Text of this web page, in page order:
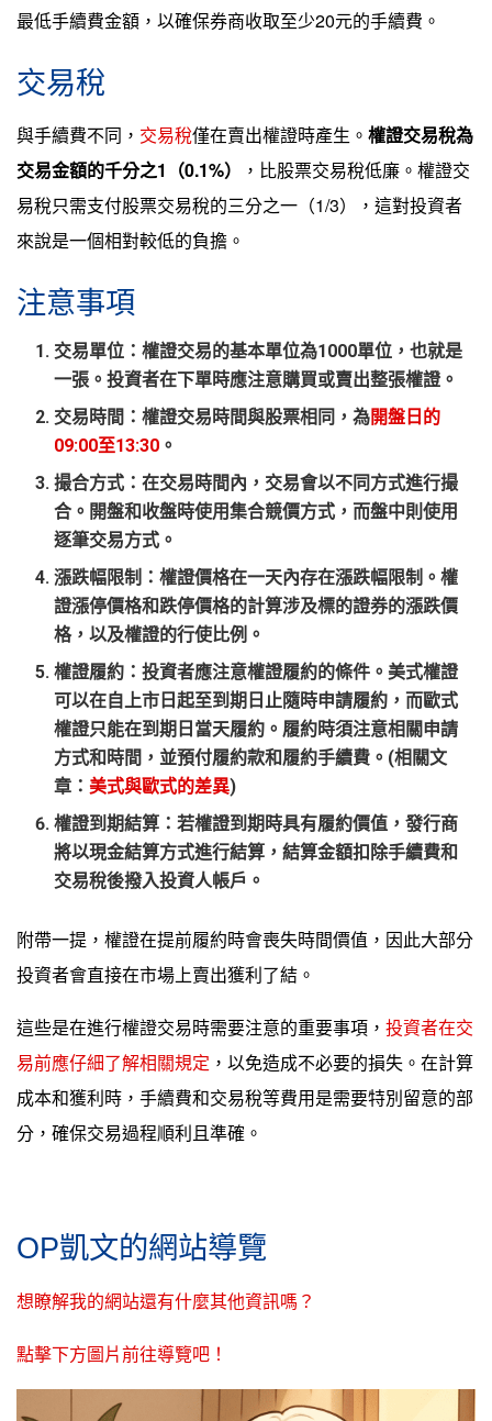
最低手續費金額，以確保券商收取至少20元的手續費。
交易稅
與手續費不同， 交易稅僅在賣出權證時產生。 權證交易稅為
交易金額的千分之1（0.1%）
，比股票交易稅低廉。權證交
易稅只需支付股票交易稅的三分之一（1/3），這對投資者
來說是一個相對較低的負擔。
注意事項
交易單位 ：權證交易的基本單位為1000單位，也就是
一張。投資者在下單時應注意購買或賣出整張權證。
交易時間 ：權證交易時間與股票相同，為開盤日的
09:00至13:30 。
撮合方式 ：在交易時間內，交易會以不同方式進行撮
合。開盤和收盤時使用集合競價方式，而盤中則使用
逐筆交易方式。
漲跌幅限制 ：權證價格在一天內存在漲跌幅限制。權
證漲停價格和跌停價格的計算涉及標的證券的漲跌價
格，以及權證的行使比例。
權證履約 ：投資者應注意權證履約的條件。美式權證
可以在自上市日起至到期日止隨時申請履約，而歐式
權證只能在到期日當天履約。履約時須注意相關申請
方式和時間，並預付履約款和履約手續費。(相關文
章：美式與歐式的差異)
權證到期結算 ：若權證到期時具有履約價值，發行商
將以現金結算方式進行結算，結算金額扣除手續費和
交易稅後撥入投資人帳戶。
附帶一提，權證在提前履約時會喪失時間價值，因此大部分
投資者會直接在市場上賣出獲利了結。
這些是在進行權證交易時需要注意的重要事項， 投資者在交
易前應仔細了解相關規定 ，以免造成不必要的損失。在計算
成本和獲利時，手續費和交易稅等費用是需要特別留意的部
分，確保交易過程順利且準確。
OP凱文的網站導覽
想瞭解我的網站還有什麼其他資訊嗎？
點擊下方圖片前往導覽吧！